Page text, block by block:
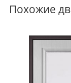
Толщина листа
1 мм
1,4 мм
Похожие